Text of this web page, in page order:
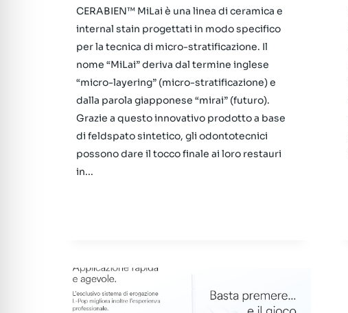
CERABIEN™ MiLai è una linea di ceramica e
internal stain progettati in modo specifico
per la tecnica di micro-stratificazione. Il
nome “MiLai” deriva dal termine inglese
“micro-layering” (micro-stratificazione) e
dalla parola giapponese “mirai” (futuro).
Grazie a questo innovativo prodotto a base
di feldspato sintetico, gli odontotecnici
possono dare il tocco finale ai loro restauri
in...